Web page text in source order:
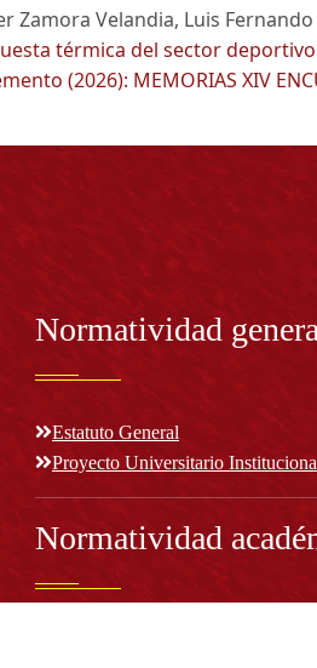
Zamora Velandia, Luis
térmica del sector
(2026): MEMORIAS XIV
Normatividad
Estatuto General
Proyecto Universitario
Normatividad